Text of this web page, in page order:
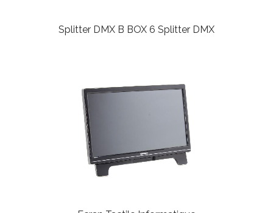
Splitter DMX B BOX 6 Splitter DMX